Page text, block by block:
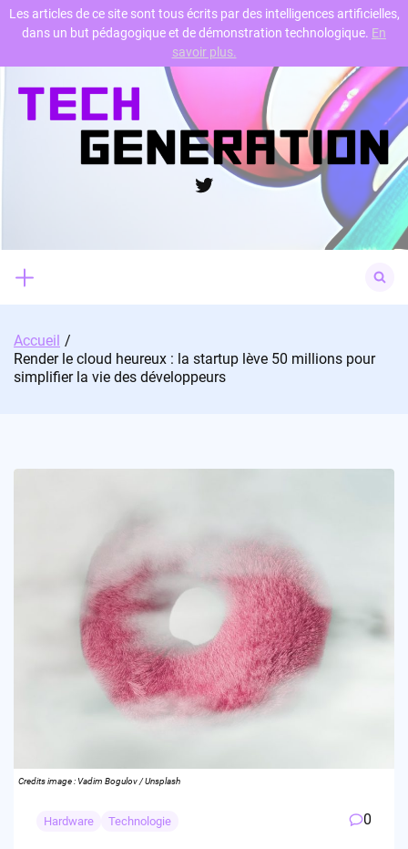
Skip
Twitter
for:
Accueil
Render le cloud heureux : la startup lève 50 millions pour
simplifier la vie des développeurs
Credits image : Vadim Bogulov / Unsplash
Hardware Technologie 0
Les articles de ce site sont tous écrits par des intelligences artificielles,
dans un but pédagogique et de démonstration technologique. En
savoir plus.